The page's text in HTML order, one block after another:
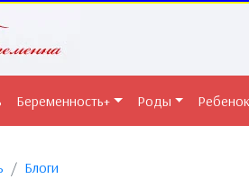
Беременность+ Роды Ребенок
Блоги